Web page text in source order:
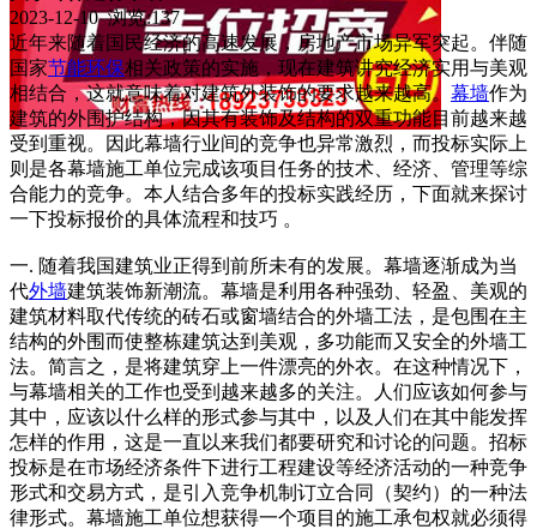
2023-12-10 浏览:137
近年来随着国民经济的高速发展，房地产市场异军突起。伴随
国家节能环保相关政策的实施，现在建筑讲究经济实用与美观
相结合，这就意味着对建筑外装饰的要求越来越高。 幕墙作为
建筑的外围护结构，因其有装饰及结构的双重功能目前越来越
受到重视。因此幕墙行业间的竞争也异常激烈，而投标实际上
则是各幕墙施工单位完成该项目任务的技术、经济、管理等综
合能力的竞争。本人结合多年的投标实践经历，下面就来探讨
一下投标报价的具体流程和技巧 。
一. 随着我国建筑业正得到前所未有的发展。幕墙逐渐成为当
代外墙建筑装饰新潮流。幕墙是利用各种强劲、轻盈、美观的
建筑材料取代传统的砖石或窗墙结合的外墙工法，是包围在主
结构的外围而使整栋建筑达到美观，多功能而又安全的外墙工
法。简言之，是将建筑穿上一件漂亮的外衣。在这种情况下，
与幕墙相关的工作也受到越来越多的关注。人们应该如何参与
其中，应该以什么样的形式参与其中，以及人们在其中能发挥
怎样的作用，这是一直以来我们都要研究和讨论的问题。招标
投标是在市场经济条件下进行工程建设等经济活动的一种竞争
形式和交易方式，是引入竞争机制订立合同（契约）的一种法
律形式。幕墙施工单位想获得一个项目的施工承包权就必须得